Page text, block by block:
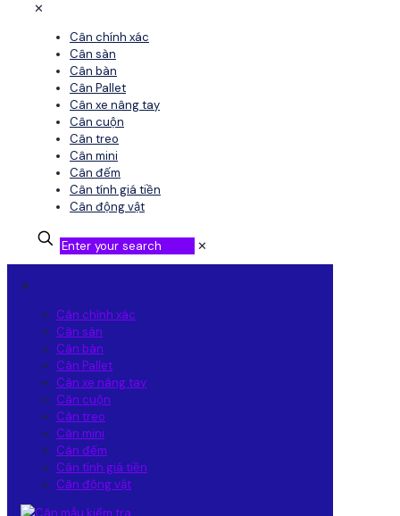
✕
Cân chính xác
Cân sàn
Cân bàn
Cân Pallet
Cân xe nâng tay
Cân cuộn
Cân treo
Cân mini
Cân đếm
Cân tính giá tiền
Cân động vật
✕
✕
Cân chính xác
Cân sàn
Cân bàn
Cân Pallet
Cân xe nâng tay
Cân cuộn
Cân treo
Cân mini
Cân đếm
Cân tính giá tiền
Cân động vật